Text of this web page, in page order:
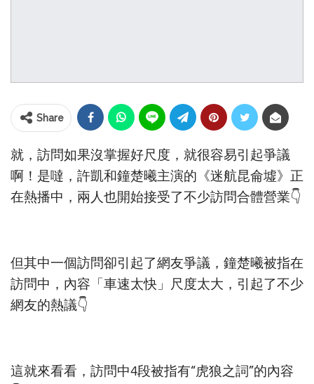
Share
就，訪問如果沒掌握好尺度，就很容易引起爭議
啊！是噠，許凱和鐘楚曦主演的《迷航昆侖墟》正
在熱播中，兩人也開始接受了不少訪問合體營業👇
但其中一個訪問卻引起了網友爭議，鐘楚曦被指在
訪問中，內容「車速太快」尺度太大，引起了不少
網友的熱議👇
這就來看看，訪問中4段被指有“虎狼之詞”的內容